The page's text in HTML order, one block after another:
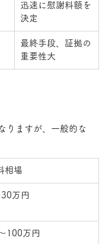
迅速に慰謝料額を
決定
最終手段、証拠の
重要性大
りますが、一般的な
相場
万円
100万円